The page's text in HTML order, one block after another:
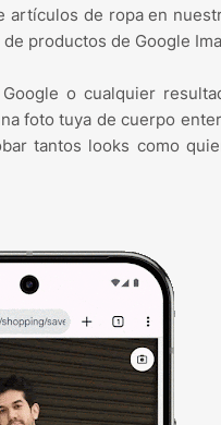
de ropa en
productos de Google
o cualquier
foto tuya de cuerpo
tantos looks como